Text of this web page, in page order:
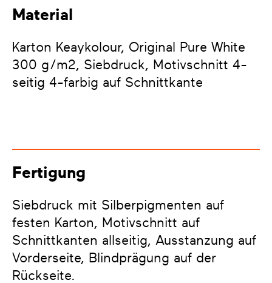
Material
Karton Keaykolour, Original Pure White
300 g/m2, Siebdruck, Motivschnitt 4-
seitig 4-farbig auf Schnittkante
Fertigung
Siebdruck mit Silberpigmenten auf
festen Karton, Motivschnitt auf
Schnittkanten allseitig, Ausstanzung auf
Vorderseite, Blindprägung auf der
Rückseite.